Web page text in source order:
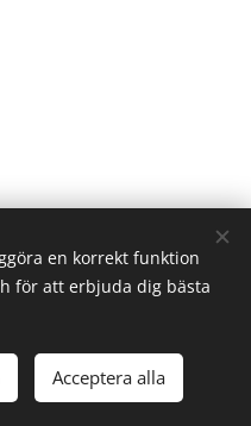
1175, 289 93 Broby
en korrekt funktion
för att erbjuda dig bästa
Acceptera alla